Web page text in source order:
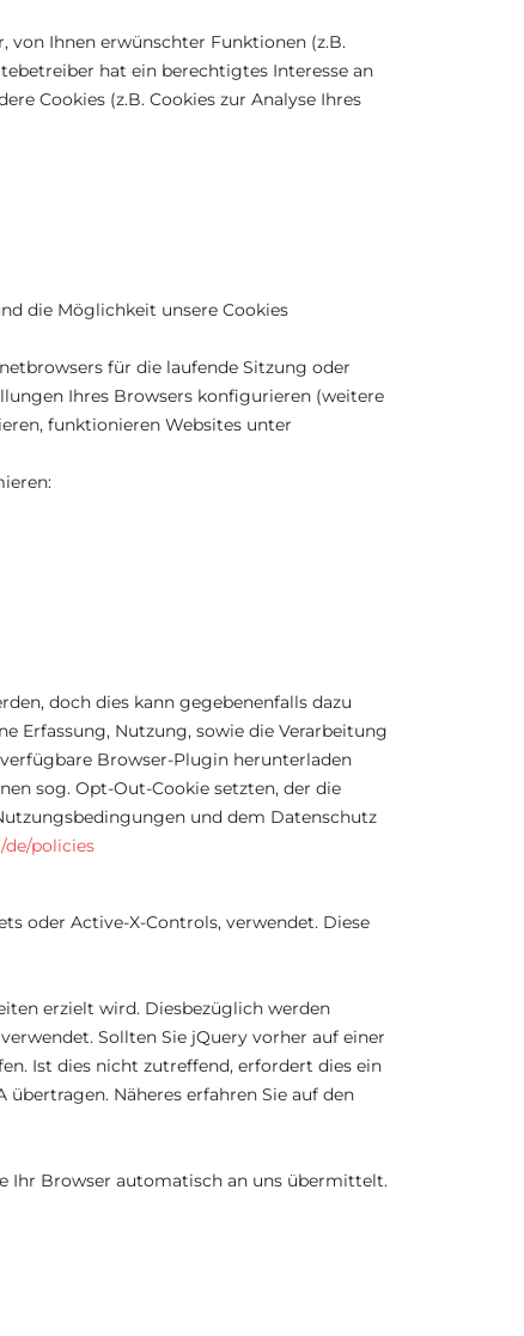
Ihnen erwünschter Funktionen (z.B.
hat ein berechtigtes Interesse an
Cookies (z.B. Cookies zur Analyse Ihres
die Möglichkeit unsere Cookies
für die laufende Sitzung oder
Ihres Browsers konfigurieren (weitere
funktionieren Websites unter
doch dies kann gegebenenfalls dazu
Erfassung, Nutzung, sowie die Verarbeitung
verfügbare Browser-Plugin herunterladen
sog. Opt-Out-Cookie setzten, der die
und dem Datenschutz
policies
oder Active-X-Controls, verwendet. Diese
erzielt wird. Diesbezüglich werden
Sollten Sie jQuery vorher auf einer
Ist dies nicht zutreffend, erfordert dies ein
Näheres erfahren Sie auf den
Ihr Browser automatisch an uns übermittelt.